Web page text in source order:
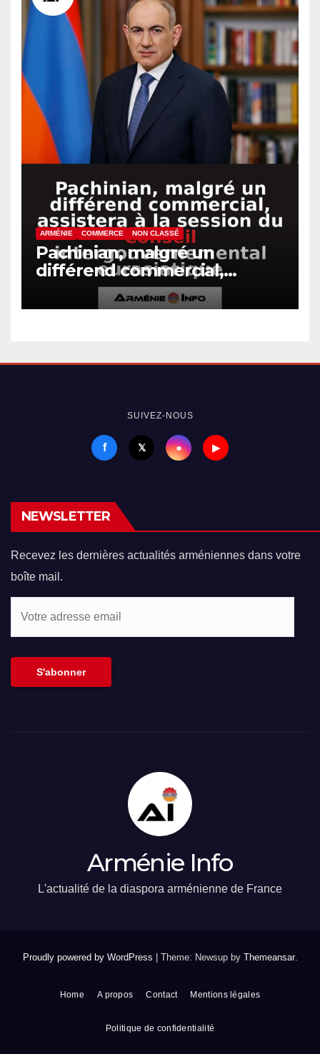
ARMÉNIE COMMERCE NON CLASSÉ
Pachinian, malgré un
différend commercial,
assistera à la session du
Conseil intergouvernemental
SUIVEZ-NOUS
f 𝕏 ● ▶
NEWSLETTER
Recevez les dernières actualités arméniennes dans votre
boîte mail.
S'abonner
Arménie Info
L'actualité de la diaspora arménienne de France
Proudly powered by WordPress Theme: Newsup by Themeansar.
Home A propos Contact Mentions légales
Politique de confidentialité